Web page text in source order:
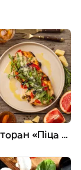
Restaurant «Pizza Celentano» / Ресторан «Піца Челентано»